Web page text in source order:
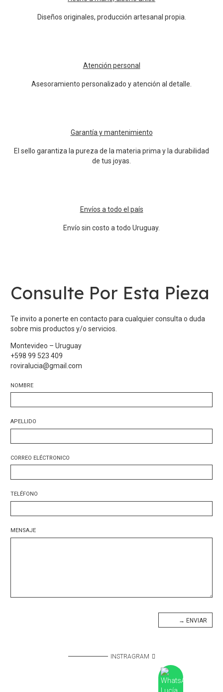
Diseños originales, producción artesanal propia.
Atención personal
Asesoramiento personalizado y atención al detalle.
Garantía y mantenimiento
El sello garantiza la pureza de la materia prima y la durabilidad
de tus joyas.
Envíos a todo el país
Envío sin costo a todo Uruguay.
Consulte Por Esta Pieza
Te invito a ponerte en contacto para cualquier consulta o duda
sobre mis productos y/o servicios.
Montevideo – Uruguay
+598 99 523 409
roviralucia@gmail.com
NOMBRE
APELLIDO
CORREO ELÉCTRONICO
TELÉFONO
MENSAJE
INSTRAGRAM